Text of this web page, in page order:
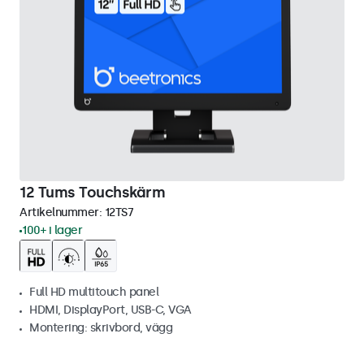
12 Tums Touchskärm
Artikelnummer: 12TS7
100+ i lager
Full HD multitouch panel
HDMI, DisplayPort, USB-C, VGA
Montering: skrivbord, vägg